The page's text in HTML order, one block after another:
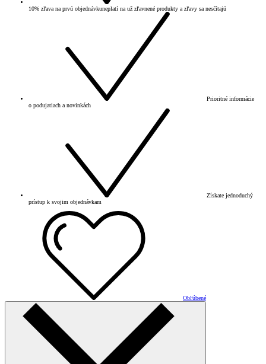
10% zľava na prvú objednávkuneplatí na už zľavnené produkty a zľavy sa nesčítajú
Prioritné informácie
o podujatiach a novinkách
Získate jednoduchý
prístup k svojim objednávkam
Obľúbené